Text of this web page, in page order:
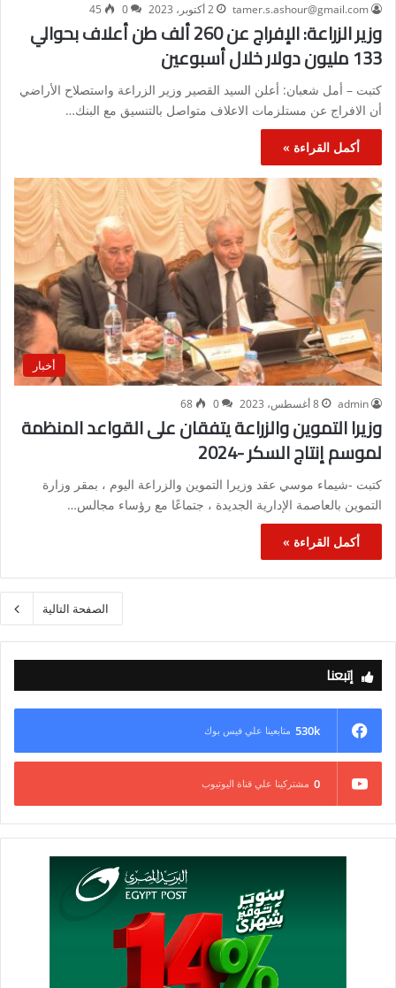
tamer.s.ashour@gmail.com 2 أكتوبر، 2023 0
45
وزير الزراعة: الإفراج عن 260 ألف طن أعلاف بحوالي
133 مليون دولار خلال أسبوعين
كتبت – أمل شعبان: أعلن السيد القصير وزير الزراعة واستصلاح الأراضي
أن الافراج عن مستلزمات الاعلاف متواصل بالتنسيق مع البنك…
أكمل القراءة »
أخبار
admin 8 أغسطس، 2023 0
68
وزيرا التموين والزراعة يتفقان على القواعد المنظمة
لموسم إنتاج السكر -2024
كتبت -شيماء موسي عقد وزيرا التموين والزراعة اليوم ، بمقر وزارة
التموين بالعاصمة الإدارية الجديدة ، جتماعًا مع رؤساء مجالس…
أكمل القراءة »
الصفحة التالية
إتبعنا
530k متابعينا علي فيس بوك
0 مشتركينا علي قناة اليوتيوب